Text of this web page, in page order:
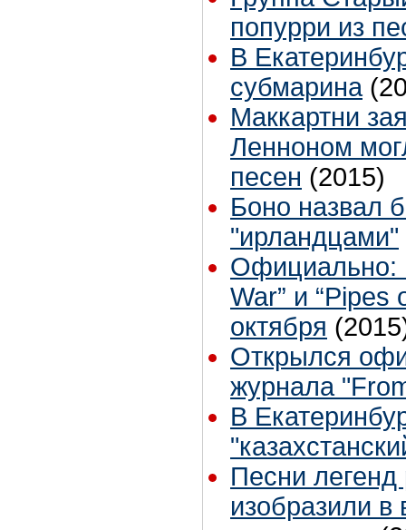
попурри из
В
субмарина
Маккартни
Ленноном
песен (2015)
Боно назвал
"ирландцами"
Официально:
War” и “Pipes
октября
Открылся
журнала
В
Песни
изобразили в